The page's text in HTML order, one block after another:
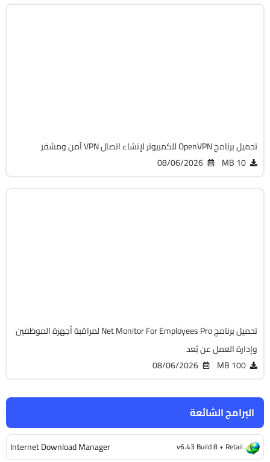
البرامج الشائعة
Internet Download Manager v6.43 Build 8 + Retail
تحميل برنامج OpenVPN للكمبيوتر لإنشاء اتصال VPN آمن ومشفر
10 MB
08/06/2026
تحميل برنامج Net Monitor For Employees Pro لمراقبة أجهزة الموظفين
وإدارة العمل عن بُعد
100 MB
08/06/2026